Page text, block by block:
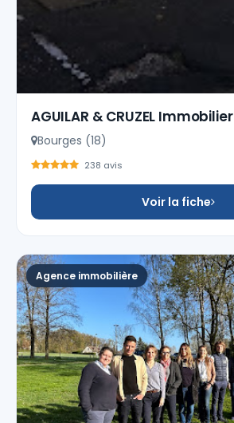
AGUILAR & CRUZEL Immobilier
Bourges (18)
238 avis
Voir la fiche
Agence immobilière